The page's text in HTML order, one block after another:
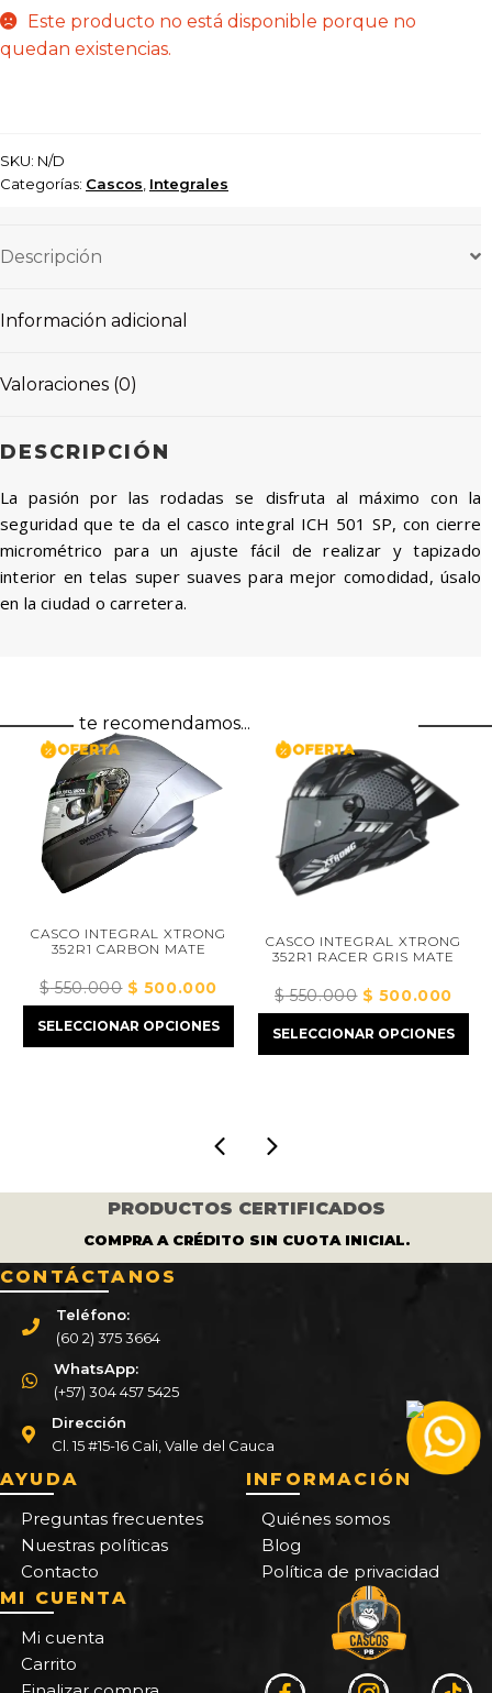
Este producto no está disponible porque no
quedan existencias.
SKU: N/D
Categorías: Cascos Integrales
Descripción
Información adicional
Valoraciones (0)
DESCRIPCIÓN
La pasión por las rodadas se disfruta al máximo con la
seguridad que te da el casco integral ICH 501 SP, con cierre
micrométrico para un ajuste fácil de realizar y tapizado
interior en telas super suaves para mejor comodidad, úsalo
en la ciudad o carretera.
te recomendamos...
CASCO INTEGRAL XTRONG
352R1 CARBON MATE
$550.000 El
precio
original
$ 500.000El
precio
actual
SELECCIONAR OPCIONES
CASCO INTEGRAL XTRONG
352R1 RACER GRIS MATE
$550.000 El
precio
original
$ 500.000El
SELECCIONAR OPCIONES
PRODUCTOS CERTIFICADOS
COMPRA A CRÉDITO SIN CUOTA INICIAL.
CONTÁCTANOS
Teléfono:
(60 2) 375 3664
WhatsApp:
(+57) 304 457 5425
Dirección
Cl. 15 #15-16 Cali, Valle del Cauca
AYUDA
Preguntas frecuentes
Nuestras políticas
Contacto
INFORMACIÓN
Quiénes somos
Blog
Política de privacidad
MI CUENTA
Mi cuenta
Carrito